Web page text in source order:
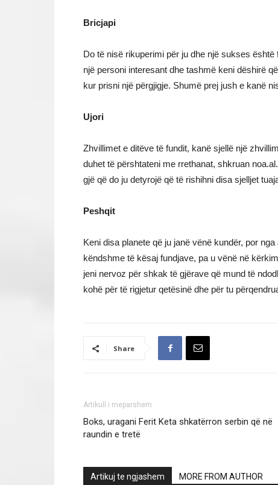
Bricjapi
Do të nisë rikuperimi për ju dhe një sukses
një personi interesant dhe tashmë keni dëshirë
kur prisni një përgjigje. Shumë prej jush e kanë
Ujori
Zhvillimet e ditëve të fundit, kanë sjellë një
duhet të përshtateni me rrethanat, shkruan
gjë që do ju detyrojë që të rishihni disa sjelljet
Peshqit
Keni disa planete që ju janë vënë kundër, por
këndshme të kësaj fundjave, pa u vënë në
jeni nervoz për shkak të gjërave që mund të
kohë për të rigjetur qetësinë dhe për tu
Share
Artikull i meparshem
Boks, uragani Ferit Keta shkatërron serbin që në
raundin e tretë
Artikuj te ngjashem MORE FROM AUTHOR